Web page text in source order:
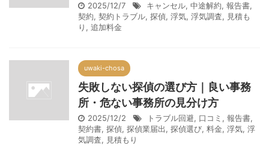
2025/12/7 キャンセル, 中途解約, 報告書,
契約, 契約トラブル, 探偵, 浮気, 浮気調査, 見積も
り , 追加料金
uwaki-chosa
失敗しない探偵の選び方｜良い事務
所・危ない事務所の見分け方
2025/12/2 トラブル回避, 口コミ , 報告書,
契約書, 探偵, 探偵業届出, 探偵選び, 料金, 浮気, 浮
気調査, 見積もり